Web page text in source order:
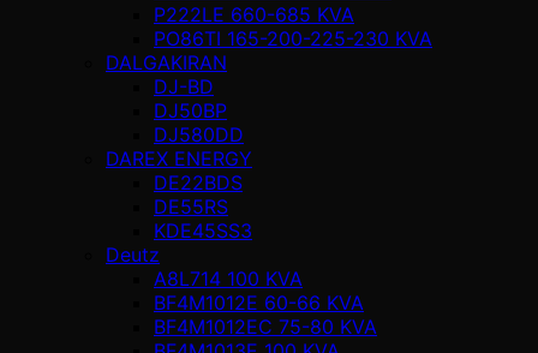
P222LE 660-685 KVA
PO86TI 165-200-225-230 KVA
DALGAKIRAN
DJ-BD
DJ50BP
DJ580DD
DAREX ENERGY
DE22BDS
DE55RS
KDE45SS3
Deutz
A8L714 100 KVA
BF4M1012E 60-66 KVA
BF4M1012EC 75-80 KVA